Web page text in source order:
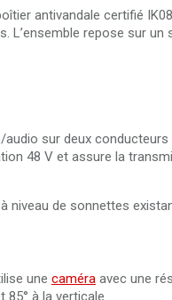
antivandale certifié
repose sur un
sur deux
48 V et assure la
niveau de sonnettes
une caméra avec une
85° à la verticale.